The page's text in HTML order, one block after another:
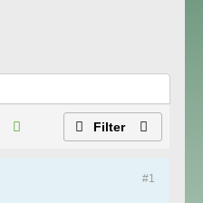
Filter
#1